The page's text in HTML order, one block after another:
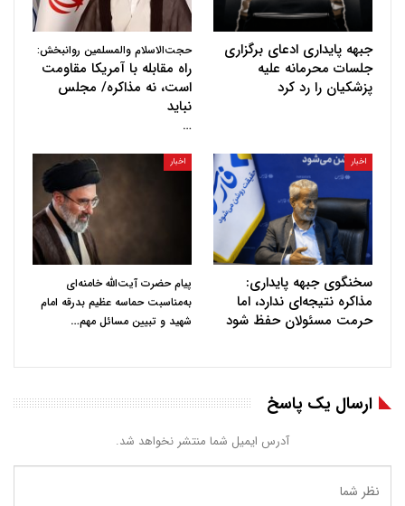
جبهه پایداری ادعای برگزاری
جلسات محرمانه علیه
پزشکیان را رد کرد
حجت‌الاسلام والمسلمین روانبخش:
راه مقابله با آمریکا مقاومت
است، نه مذاکره/ مجلس
نباید
…
اخبار
سخنگوی جبهه پایداری:
مذاکره نتیجه‌ای ندارد، اما
حرمت مسئولان حفظ شود
اخبار
پیام حضرت آیت‌الله خامنه‌ای
به‌مناسبت حماسه عظیم بدرقه امام
شهید و تبیین مسائل مهم…
ارسال یک پاسخ
آدرس ایمیل شما منتشر نخواهد شد.